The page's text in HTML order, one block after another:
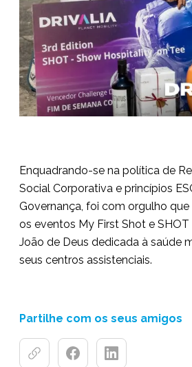
Partilhe com os seus amigos
Enquadrando-se na política de
Social Corporativa e princípios
Governança, foi com orgulho que
os eventos My First Shot e
João de Deus dedicada à saúde
seus centros assistenciais.